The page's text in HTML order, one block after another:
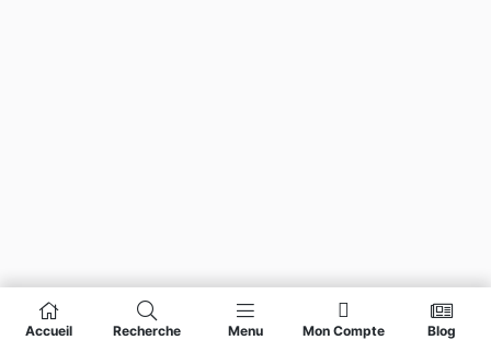
Accueil Recherche Menu Mon Compte Blog